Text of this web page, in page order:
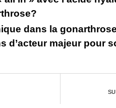
dans la
d’acteur majeur pour